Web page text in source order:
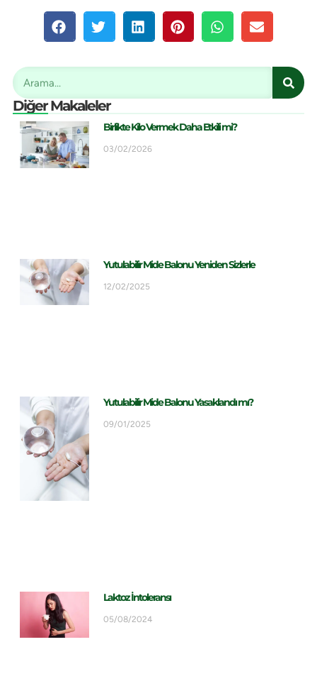
Diğer Makaleler
Birlikte Kilo Vermek Daha Etkili mi?
03/02/2026
Yutulabilir Mide Balonu Yeniden Sizlerle
12/02/2025
Yutulabilir Mide Balonu Yasaklandı mı?
09/01/2025
Laktoz İntoleransı
05/08/2024